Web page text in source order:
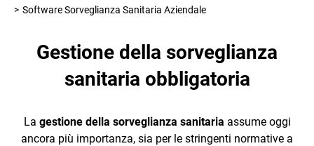
CRM
Trasferte
Incentivi
& Insight
Engagement
Software Sorveglianza Sanitaria Aziendale
Gestione della sorveglianza
sanitaria obbligatoria
La gestione della sorveglianza sanitaria assume oggi
ancora più importanza, sia per le stringenti normative a